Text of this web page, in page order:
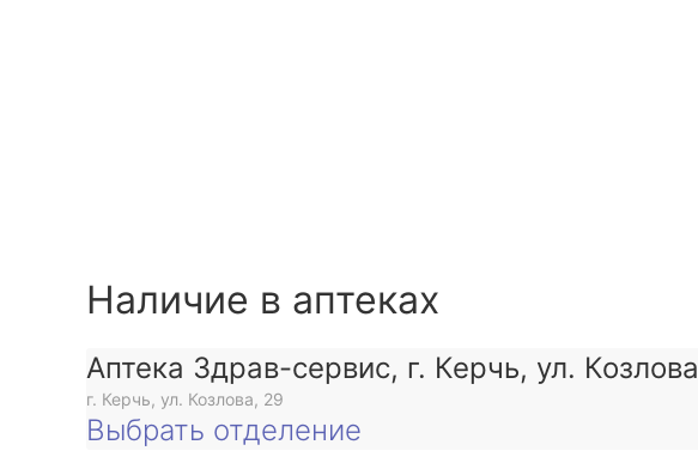
Наличие в аптеках
Аптека Здрав-сервис, г. Керчь, ул. Козлова
г. Керчь, ул. Козлова, 29
Выбрать отделение